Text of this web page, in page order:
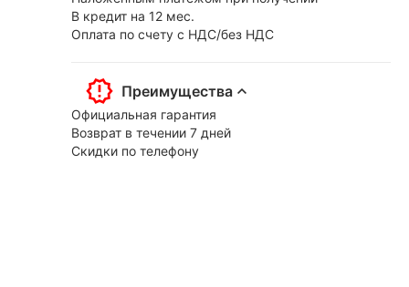
В кредит на 12 мес.
Оплата по счету с НДС/без НДС
Преимущества
Официальная гарантия
Возврат в течении 7 дней
Скидки по телефону